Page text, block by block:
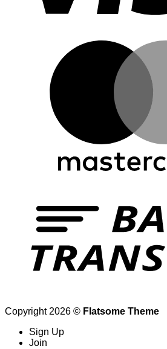
Copyright 2026 © Flatsome Theme
Sign Up
Join